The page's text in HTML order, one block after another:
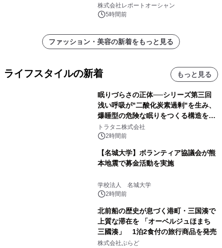
代ヘルスケア投資を加速
株式会社レポートオーシャン
5時間前
ファッション・美容の新着をもっと見る
ライフスタイルの新着 もっと見る
眠りづらさの正体──シリーズ第三回
浅い呼吸が"二酸化炭素過剰"を生み、
爆睡型の危険な眠りをつくる構造を解
説
トラタニ株式会社
2時間前
【名城大学】ボランティア協議会が熊
本地震で募金活動を実施
学校法人 名城大学
2時間前
北前船の歴史が息づく港町・三国湊で
上質な滞在を 「オーベルジュほまち
三國湊」 1泊2食付の旅行商品を発売
株式会社ぷらど